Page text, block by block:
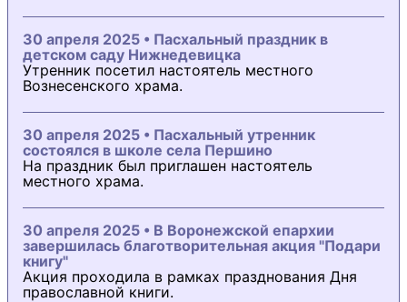
30 апреля 2025 • Пасхальный праздник в
детском саду Нижнедевицка
Утренник посетил настоятель местного
Вознесенского храма.
30 апреля 2025 • Пасхальный утренник
состоялся в школе села Першино
На праздник был приглашен настоятель
местного храма.
30 апреля 2025 • В Воронежской епархии
завершилась благотворительная акция "Подари
книгу"
Акция проходила в рамках празднования Дня
православной книги.